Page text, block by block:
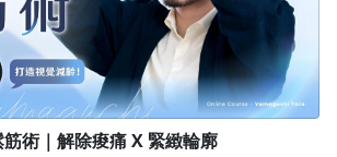
術｜解除痠痛 X 緊緻輪廓